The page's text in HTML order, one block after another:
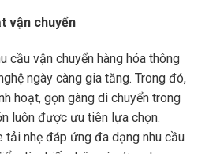
vận chuyển
cầu vận chuyển hàng hóa thông
ngày càng gia tăng. Trong đó,
hoạt, gọn gàng di chuyển trong
luôn được ưu tiên lựa chọn.
nhẹ đáp ứng đa dạng nhu cầu